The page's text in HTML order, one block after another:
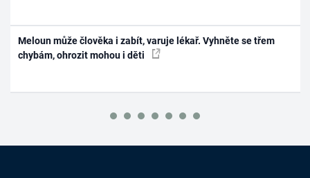
Meloun může člověka i zabít, varuje lékař. Vyhněte se třem
chybám, ohrozit mohou i děti